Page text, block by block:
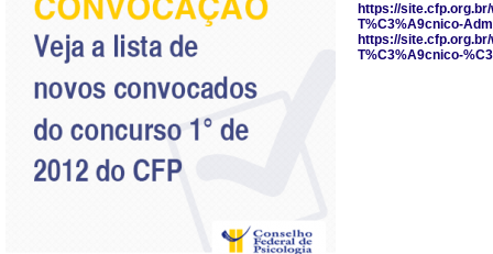
https://
T%C3%A9cnico-
https://
T%C3%A9cnico-